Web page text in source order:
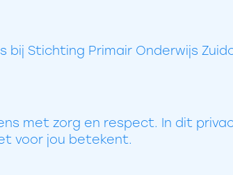
bij Stichting Primair Onderwijs
met zorg en respect. In dit
voor jou betekent.